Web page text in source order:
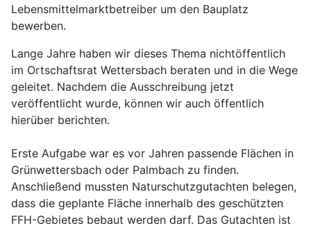
Lebensmittelmarktbetreiber um den Bauplatz
bewerben.
Lange Jahre haben wir dieses Thema nichtöffentlich
im Ortschaftsrat Wettersbach beraten und in die Wege
geleitet. Nachdem die Ausschreibung jetzt
veröffentlicht wurde, können wir auch öffentlich
hierüber berichten.
Erste Aufgabe war es vor Jahren passende Flächen in
Grünwettersbach oder Palmbach zu finden.
Anschließend mussten Naturschutzgutachten belegen,
dass die geplante Fläche innerhalb des geschützten
FFH-Gebietes bebaut werden darf. Das Gutachten ist